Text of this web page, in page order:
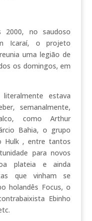
2000, no saudoso
Icaraí, o projeto
uma legião de
os domingos, em
estava
semanalmente,
como Arthur
Bahia, o grupo
Hulk , entre tantos
para novos
plateia e ainda
que vinham se
holandês Focus, o
Ebinho